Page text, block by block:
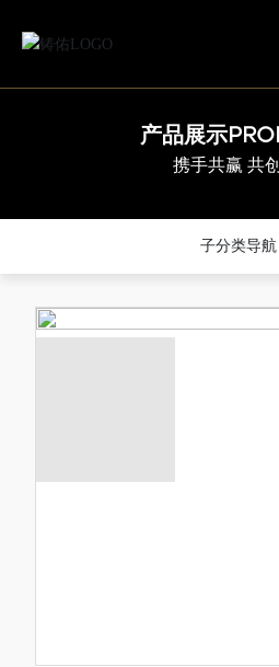
产品展示
携手共赢 共
产品展示
携手共赢 共
产品展示
携手共赢 共
子分类导航